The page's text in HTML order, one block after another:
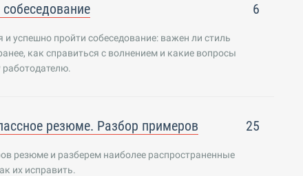
6
и успешно пройти собеседование: важен ли стиль
как справиться с волнением и какие вопросы
резюме. Разбор примеров 25
резюме и разберем наиболее распространенные
их исправить.